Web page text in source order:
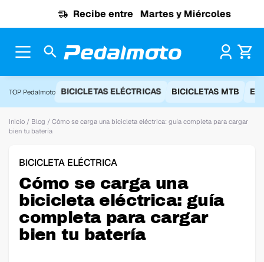
Recibe entre Martes y Miércoles
TOP Pedalmoto BICICLETAS ELÉCTRICAS BICICLETAS MTB
Inicio / Blog / Cómo se carga una bicicleta eléctrica: guía completa para cargar
bien tu batería
BICICLETA ELÉCTRICA
Cómo se carga una
bicicleta eléctrica: guía
completa para cargar
bien tu batería